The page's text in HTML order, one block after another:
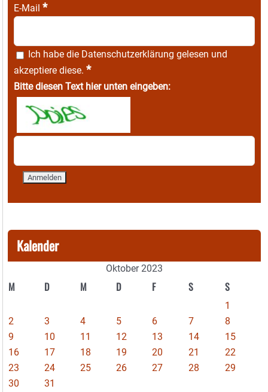
E-Mail *
Ich habe die Datenschutzerklärung gelesen und
akzeptiere diese. *
Bitte diesen Text hier unten eingeben:
Kalender
Oktober 2023
M D M D F S S
1
2
3 4 5 6 7
8
9
10 11 12 13 14
15
16
17 18 19 20 21
22
23
24 25 26 27 28
29
30
31